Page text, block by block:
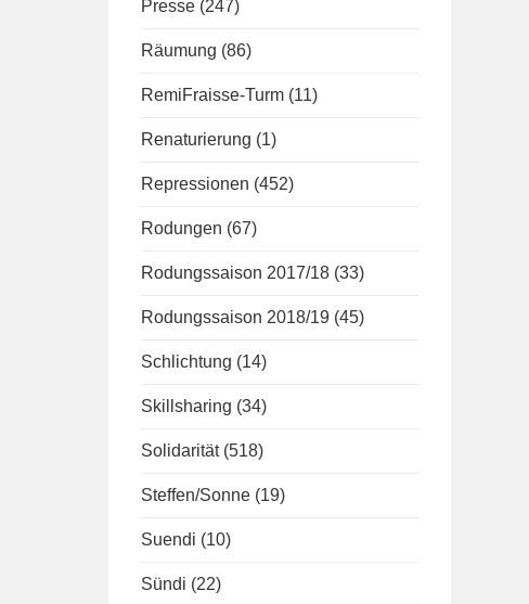
Presse (247)
Räumung (86)
RemiFraisse-Turm (11)
Renaturierung (1)
Repressionen (452)
Rodungen (67)
Rodungssaison 2017/18 (33)
Rodungssaison 2018/19 (45)
Schlichtung (14)
Skillsharing (34)
Solidarität (518)
Steffen/Sonne (19)
Suendi (10)
Sündi (22)